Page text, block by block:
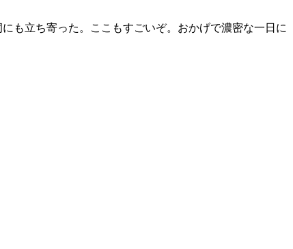
も立ち寄った。ここもすごいぞ。おかげで濃密な一日に